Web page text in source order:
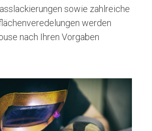
sowie zahlreiche
werden
nach Ihren Vorgaben